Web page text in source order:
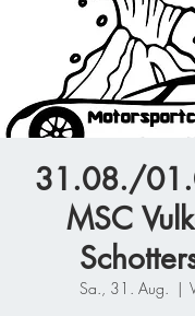
31.08./
MSC
Sa., 31. Aug.
  |